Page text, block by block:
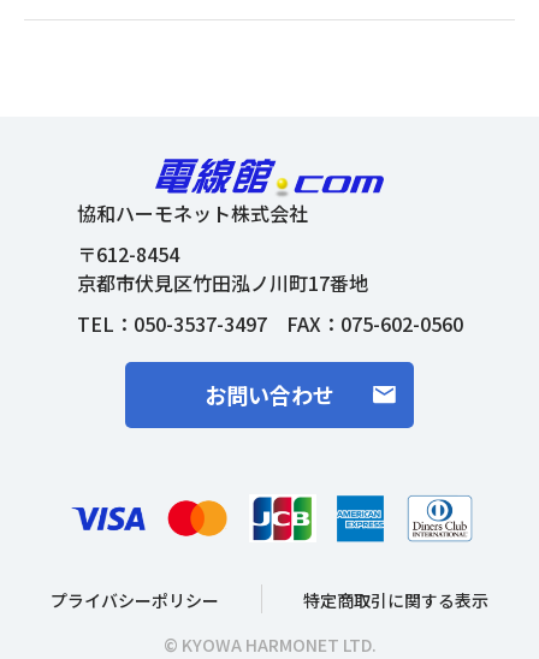
協和ハーモネット株式会社
〒612-8454
京都市伏見区竹田泓ノ川町17番地
TEL： 050-3537-3497FAX：075-602-0560
お問い合わせ
プライバシーポリシー
特定商取引に関する表示
© KYOWA HARMONET LTD.